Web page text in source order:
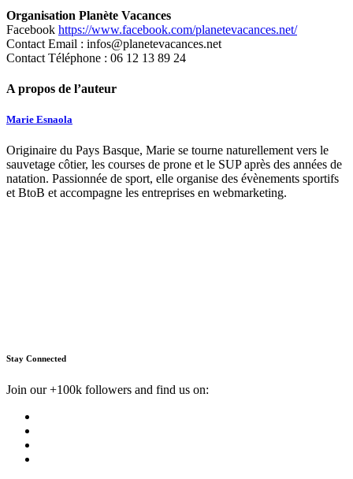
Organisation Planète Vacances
Facebook https://www.facebook.com/planetevacances.net/
Contact Email : infos@planetevacances.net
Contact Téléphone : 06 12 13 89 24
A propos de l’auteur
Marie Esnaola
Originaire du Pays Basque, Marie se tourne naturellement vers le
sauvetage côtier, les courses de prone et le SUP après des années de
natation. Passionnée de sport, elle organise des évènements sportifs
et BtoB et accompagne les entreprises en webmarketing.
Stay Connected
Join our +100k followers and find us on: